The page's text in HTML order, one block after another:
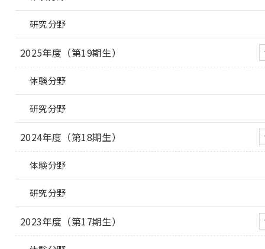
研究分野
2025年度（第19期生）
体験分野
研究分野
2024年度（第18期生）
体験分野
研究分野
2023年度（第17期生）